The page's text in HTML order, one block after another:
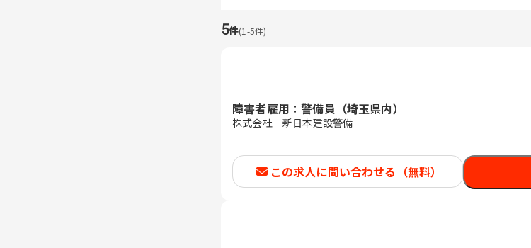
5件(1 -5件)
障害者雇用：警備員（埼玉県内）
株式会杜 新日本建設警備
この求人に問い合わせる（無料）